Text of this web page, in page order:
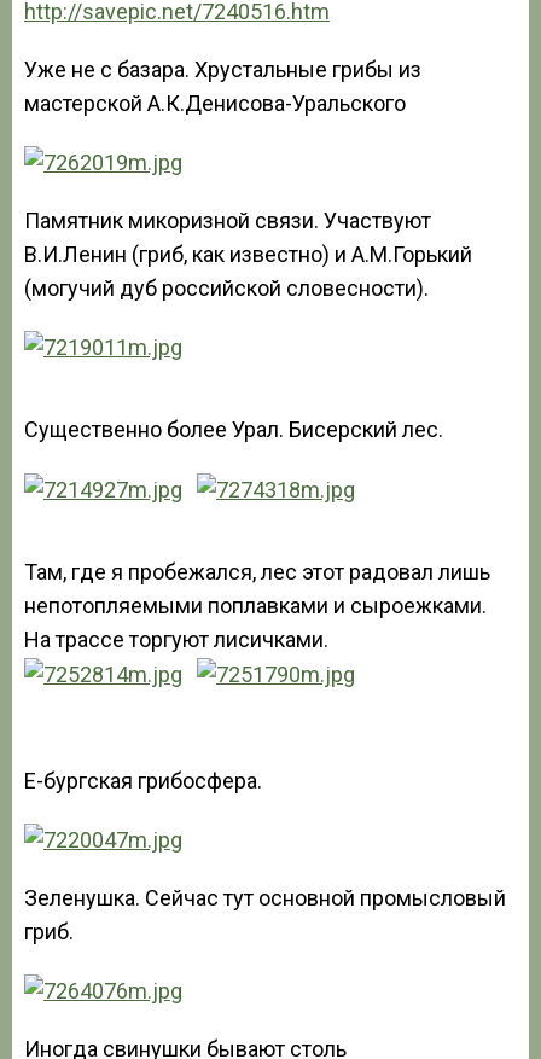
http://savepic.net/7240516.htm
Уже не с базара. Хрустальные грибы из
мастерской А.К.Денисова-Уральского
Памятник микоризной связи. Участвуют
В.И.Ленин (гриб, как известно) и А.М.Горький
(могучий дуб российской словесности).
Существенно более Урал. Бисерский лес.
Там, где я пробежался, лес этот радовал лишь
непотопляемыми поплавками и сыроежками.
На трассе торгуют лисичками.
Е-бургская грибосфера.
Зеленушка. Сейчас тут основной промысловый
гриб.
Иногда свинушки бывают столь